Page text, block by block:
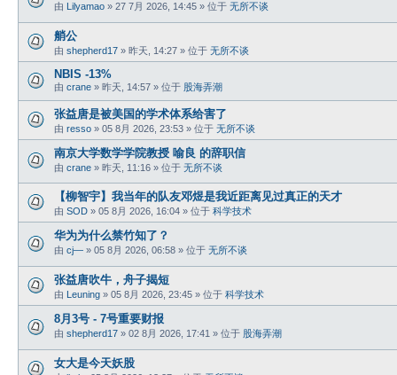
由 Lilyamao » 27 7月 2026, 14:45 » 位于 无所不谈
艄公
由 shepherd17 » 昨天, 14:27 » 位于 无所不谈
NBIS -13%
由 crane » 昨天, 14:57 » 位于 股海弄潮
张益唐是被美国的学术体系给害了
由 resso » 05 8月 2026, 23:53 » 位于 无所不谈
南京大学数学学院教授 喻良 的辞职信
由 crane » 昨天, 11:16 » 位于 无所不谈
【柳智宇】我当年的队友邓煜是我近距离见过真正的天才
由 SOD » 05 8月 2026, 16:04 » 位于 科学技术
华为为什么禁竹知了？
由 cj— » 05 8月 2026, 06:58 » 位于 无所不谈
张益唐吹牛，舟子揭短
由 Leuning » 05 8月 2026, 23:45 » 位于 科学技术
8月3号 - 7号重要财报
由 shepherd17 » 02 8月 2026, 17:41 » 位于 股海弄潮
女大是今天妖股